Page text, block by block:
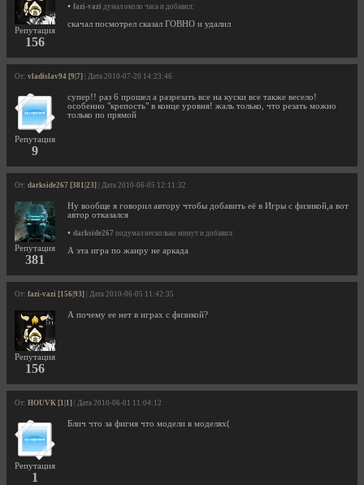
Репутация
156
• fazi-vazi думал около часа и добавил:
скачал посмотрел сказал ГОВНО и удалил
От: vladislav94 [9|7] | Дата 2010-07-20 14:23:46
Репутация
9
супер!! раз 6 прошел а разрезать все на куски все также весело!
особенно "крепость" в конце уровня! жаль только, что резать можно
только по прямой
От: darkside267 [381|23] | Дата 2010-06-05 12:11:32
Репутация
381
Ну вообще я говорил автору чтобы добавить её в Игры с физикой,а вот
автор отказался
• darkside267 подумал несколько минут и добавил:
А эта игра по жанру не аркада
От: fazi-vazi [156|93] | Дата 2010-06-05 11:42:35
Репутация
156
А почему ее нет в играх с физикой?
От: HOUVK [1|1] | Дата 2010-06-01 11:04:12
Репутация
1
Блич что за фигня что модели в моделях(